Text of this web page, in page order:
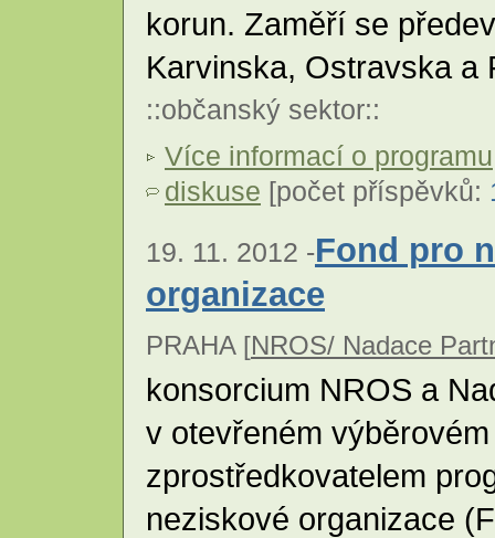
korun. Zaměří se
Karvinska, Ostravska
::občanský sektor::
Více informací o programu
diskuse [počet příspěvků:
19. 11. 2012 -Fond pro
organizace
PRAHA [NROS/ Nadace
konsorcium NROS a
v otevřeném
zprostředkovatelem
neziskové organizace